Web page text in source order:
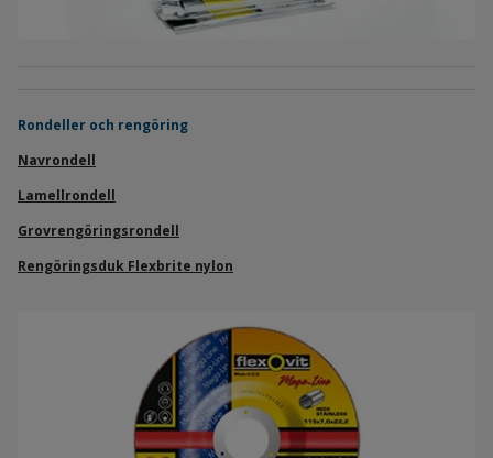
Rondeller och rengöring
Navrondell
Lamellrondell
Grovrengöringsrondell
Rengöringsduk Flexbrite nylon